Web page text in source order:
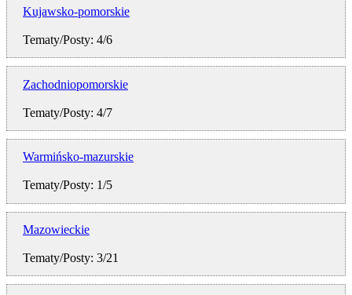
Kujawsko-pomorskie
Tematy/Posty: 4/6
Zachodniopomorskie
Tematy/Posty: 4/7
Warmińsko-mazurskie
Tematy/Posty: 1/5
Mazowieckie
Tematy/Posty: 3/21